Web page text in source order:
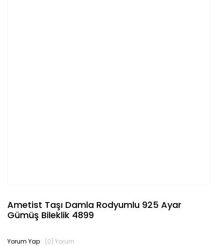
Ametist Taşı Damla Rodyumlu 925 Ayar
Gümüş Bileklik 4899
Yorum Yap (0) Yorum